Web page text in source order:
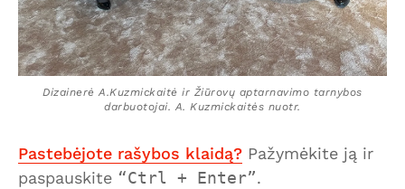
Dizainerė A.Kuzmickaitė ir Žiūrovų aptarnavimo tarnybos
darbuotojai. A. Kuzmickaitės nuotr.
Pastebėjote rašybos klaidą? Pažymėkite ją ir
paspauskite
Ctrl + Enter .